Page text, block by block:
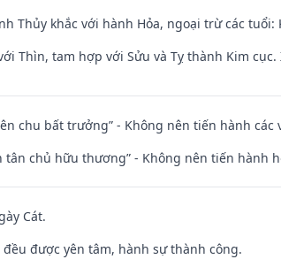
Thủy khắc với hành Hỏa, ngoại trừ các
Thìn, tam hợp với Sửu và Tỵ thành Kim
chu bất trưởng” - Không nên tiến hành
tân chủ hữu thương” - Không nên tiến hành
Cát.
đều được yên tâm, hành sự thành công.